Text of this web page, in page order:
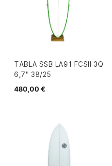
TABLA SSB LA91 FCSII 3Q
6,7" 38/25
480,00 €